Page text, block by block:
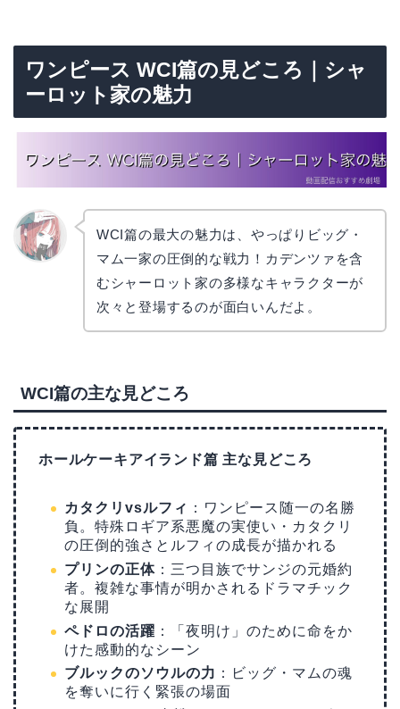
ワンピース WCI篇の見どころ｜シャ
ーロット家の魅力
WCI篇の最大の魅力は、やっぱりビッグ・
マム一家の圧倒的な戦力！カデンツァを含
むシャーロット家の多様なキャラクターが
次々と登場するのが面白いんだよ。
WCI篇の主な見どころ
ホールケーキアイランド篇 主な見どころ
カタクリvsルフィ ：ワンピース随一の名勝
負。特殊ロギア系悪魔の実使い・カタクリ
の圧倒的強さとルフィの成長が描かれる
プリンの正体 ：三つ目族でサンジの元婚約
者。複雑な事情が明かされるドラマチック
な展開
ペドロの活躍 ：「夜明け」のために命をか
けた感動的なシーン
ブルックのソウルの力 ：ビッグ・マムの魂
を奪いに行く緊張の場面